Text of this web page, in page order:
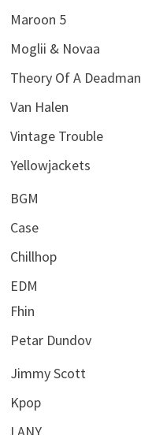
Maroon 5
Moglii & Novaa
Theory Of A Deadman
Van Halen
Vintage Trouble
Yellowjackets
BGM
Case
Chillhop
EDM
Fhin
Petar Dundov
Jimmy Scott
Kpop